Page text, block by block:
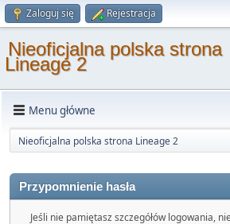
Zaloguj się Rejestracja
Nieoficjalna polska strona
Lineage 2
Menu główne
Nieoficjalna polska strona Lineage 2
Przypomnienie hasła
Jeśli nie pamiętasz szczegółów logowania,